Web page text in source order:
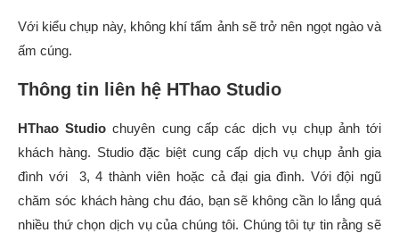
Với kiểu chụp này, không khí tấm ảnh sẽ trở nên ngọt ngào và
ấm cúng.
Thông tin liên hệ HThao Studio
HThao Studio chuyên cung cấp các dịch vụ chụp ảnh tới
khách hàng. Studio đặc biệt cung cấp dịch vụ chụp ảnh gia
đình với 3, 4 thành viên hoặc cả đại gia đình. Với đội ngũ
chăm sóc khách hàng chu đáo, bạn sẽ không cần lo lắng quá
nhiều thứ chọn dịch vụ của chúng tôi. Chúng tôi tự tin rằng sẽ